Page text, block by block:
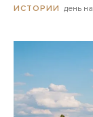
ИСТОРИИ день